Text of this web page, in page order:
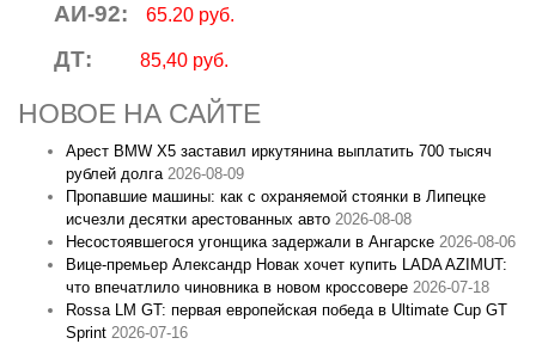
АИ-92: 65.20 руб.
ДТ: 85,40 руб.
НОВОЕ НА САЙТЕ
Арест BMW X5 заставил иркутянина выплатить 700 тысяч
рублей долга 2026-08-09
Пропавшие машины: как с охраняемой стоянки в Липецке
исчезли десятки арестованных авто 2026-08-08
Несостоявшегося угонщика задержали в Ангарске 2026-08-06
Вице‑премьер Александр Новак хочет купить LADA AZIMUT:
что впечатлило чиновника в новом кроссовере 2026-07-18
Rossa LM GT: первая европейская победа в Ultimate Cup GT
Sprint 2026-07-16